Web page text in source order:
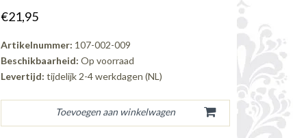
€21,95
Artikelnummer: 107-002-009
Beschikbaarheid: Op voorraad
Levertijd: tijdelijk 2-4 werkdagen (NL)